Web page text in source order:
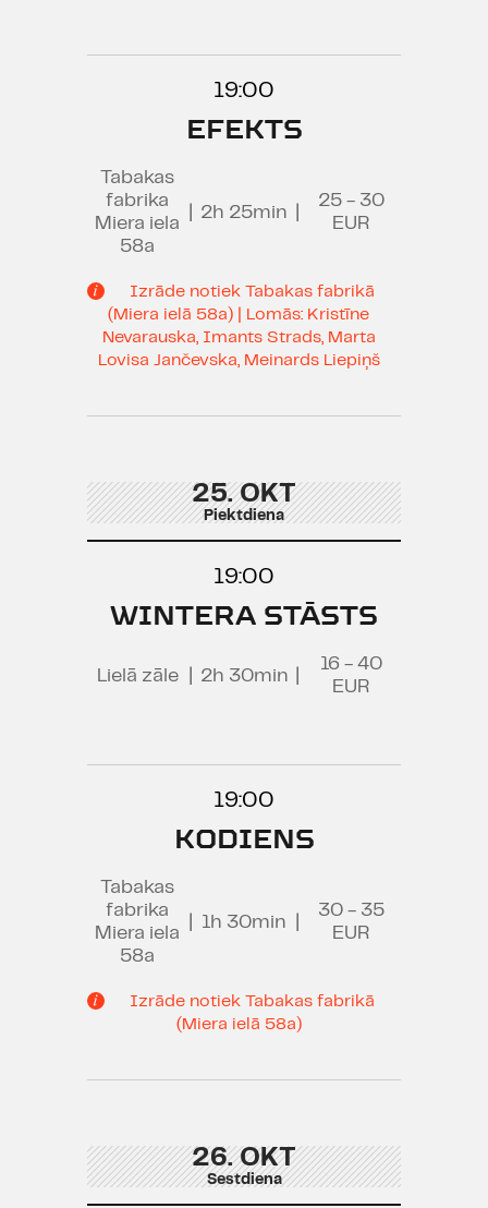
19:00
EFEKTS
Tabakas
fabrika
Miera iela
58a
2h 25min
25 - 30
EUR
Izrāde notiek Tabakas fabrikā
(Miera ielā 58a) | Lomās: Kristīne
Nevarauska, Imants Strads, Marta
Lovisa Jančevska, Meinards Liepiņš
25. OKT
Piektdiena
19:00
WINTERA STĀSTS
Lielā zāle 2h 30min
16 - 40
EUR
19:00
KODIENS
Tabakas
fabrika
Miera iela
58a
1h 30min
30 - 35
EUR
Izrāde notiek Tabakas fabrikā
(Miera ielā 58a)
26. OKT
Sestdiena